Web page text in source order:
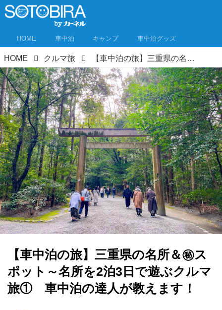
HOME 車中泊 キャンプ 車中泊グッズ
HOME クルマ旅 【車中泊の旅】三重県の名所＆㊙スポット～名所を2泊3日で遊ぶクルマ旅① 車中泊の達人が教えます！
【車中泊の旅】三重県の名所＆㊙ス
ポット～名所を2泊3日で遊ぶクルマ
旅① 車中泊の達人が教えます！